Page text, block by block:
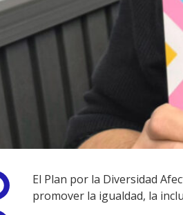
Facebook
El Plan por la Diversidad
promover la igualdad, la